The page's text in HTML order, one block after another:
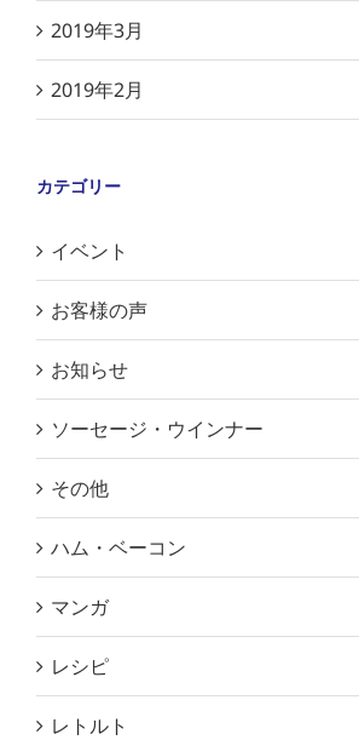
2019年3月
2019年2月
カテゴリー
イベント
お客様の声
お知らせ
ソーセージ・ウインナー
その他
ハム・ベーコン
マンガ
レシピ
レトルト